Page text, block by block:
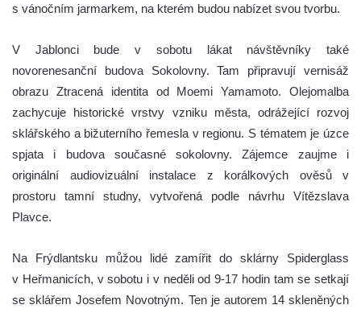
s vánočním jarmarkem, na kterém budou nabízet svou tvorbu.
V Jablonci bude v sobotu lákat návštěvníky také
novorenesanční budova Sokolovny. Tam připravují vernisáž
obrazu Ztracená identita od Moemi Yamamoto. Olejomalba
zachycuje historické vrstvy vzniku města, odrážející rozvoj
sklářského a bižuterního řemesla v regionu. S tématem je úzce
spjata i budova současné sokolovny. Zájemce zaujme i
originální audiovizuální instalace z korálkových ověsů v
prostoru tamní studny, vytvořená podle návrhu Vítězslava
Plavce.
Na Frýdlantsku můžou lidé zamířit do sklárny Spiderglass
v Heřmanicích, v sobotu i v neděli od 9-17 hodin tam se setkají
se sklářem Josefem Novotným. Ten je autorem 14 skleněných